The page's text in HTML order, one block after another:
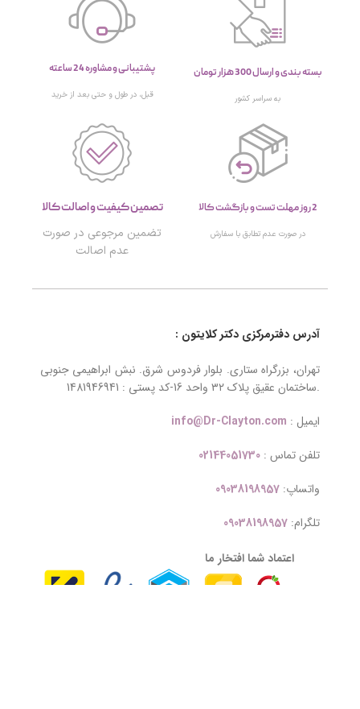
بسته بندی و ارسال 300 هزار تومان
به سراسر کشور
پشتیبانی و مشاوره 24 ساعته
قبل، در طول و حتی بعد از خرید
2 روز مهلت تست و بازگشت کالا
در صورت عدم تطابق با سفارش
تصمین کیفیت و اصالت کالا
تضمین مرجوعی در صورت
عدم اصالت
آدرس دفترمرکزی دکتر کلایتون :
تهران، بزرگراه ستاری. بلوار فردوس شرق. نبش ابراهیمی جنوبی
.ساختمان عقیق پلاک ۳۲ واحد 16-کد پستی : 1481946941
ایمیل : info@Dr-Clayton.com
تلفن تماس :02144051730
واتساپ:09038198957
تلگرام:09038198957
اعتماد شما افتخار ما